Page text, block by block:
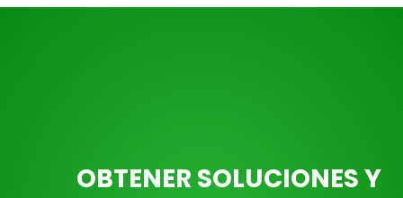
OBTENER SOLUCIONES Y